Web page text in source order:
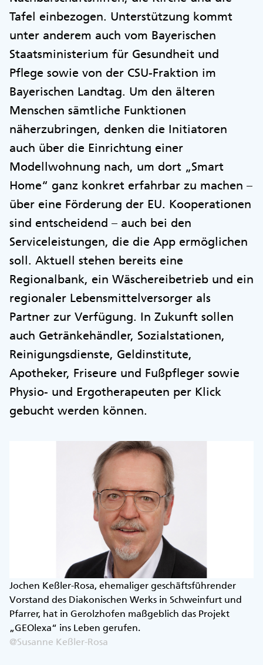
Tafel einbezogen. Unterstützung kommt
unter anderem auch vom Bayerischen
Staatsministerium für Gesundheit und
Pflege sowie von der CSU-Fraktion im
Bayerischen Landtag. Um den älteren
Menschen sämtliche Funktionen
näherzubringen, denken die Initiatoren
auch über die Einrichtung einer
Modellwohnung nach, um dort „Smart
Home“ ganz konkret erfahrbar zu machen –
über eine Förderung der EU. Kooperationen
sind entscheidend – auch bei den
Serviceleistungen, die die App ermöglichen
soll. Aktuell stehen bereits eine
Regionalbank, ein Wäschereibetrieb und ein
regionaler Lebensmittelversorger als
Partner zur Verfügung. In Zukunft sollen
auch Getränkehändler, Sozialstationen,
Reinigungsdienste, Geldinstitute,
Apotheker, Friseure und Fußpfleger sowie
Physio- und Ergotherapeuten per Klick
gebucht werden können.
Jochen Keßler-Rosa, ehemaliger geschäftsführender
Vorstand des Diakonischen Werks in Schweinfurt und
Pfarrer, hat in Gerolzhofen maßgeblich das Projekt
„GEOlexa“ ins Leben gerufen.
@Susanne Keßler-Rosa